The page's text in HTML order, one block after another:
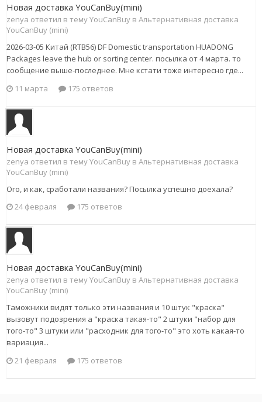
Новая доставка YouCanBuy(mini)
zenya ответил в тему YouCanBuy в Альтернативная доставка
YouCanBuy (mini)
2026-03-05 Китай (RTB56) DF Domestic transportation HUADONG
Packages leave the hub or sorting center. посылка от 4 марта. то
сообщение выше-последнее. Мне кстати тоже интересно где...
11 марта
175 ответов
Новая доставка YouCanBuy(mini)
zenya ответил в тему YouCanBuy в Альтернативная доставка
YouCanBuy (mini)
Ого, и как, сработали названия? Посылка успешно доехала?
24 февраля
175 ответов
Новая доставка YouCanBuy(mini)
zenya ответил в тему YouCanBuy в Альтернативная доставка
YouCanBuy (mini)
Таможники видят только эти названия и 10 штук "краска"
вызовут подозрения а "краска такая-то" 2 штуки "набор для
того-то" 3 штуки или "расходник для того-то" это хоть какая-то
вариация...
21 февраля
175 ответов